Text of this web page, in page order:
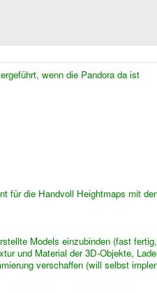
wenn die Pandora da ist
für die Handvoll Heightmaps mit
Models einzubinden (fast
und Material der 3D-Objekte,
verschaffen (will selbst